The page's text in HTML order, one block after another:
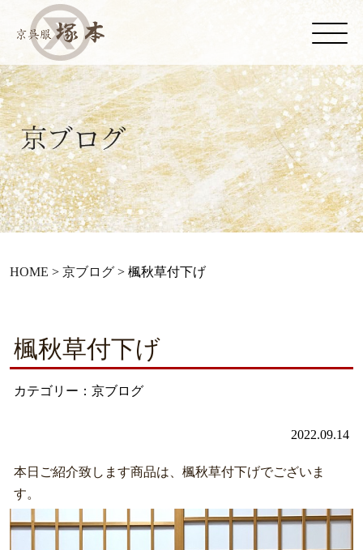
HOME > 京ブログ> 楓秋草付下げ
楓秋草付下げ
カテゴリー：京ブログ
2022.09.14
本日ご紹介致します商品は、楓秋草付下げでございま
す。